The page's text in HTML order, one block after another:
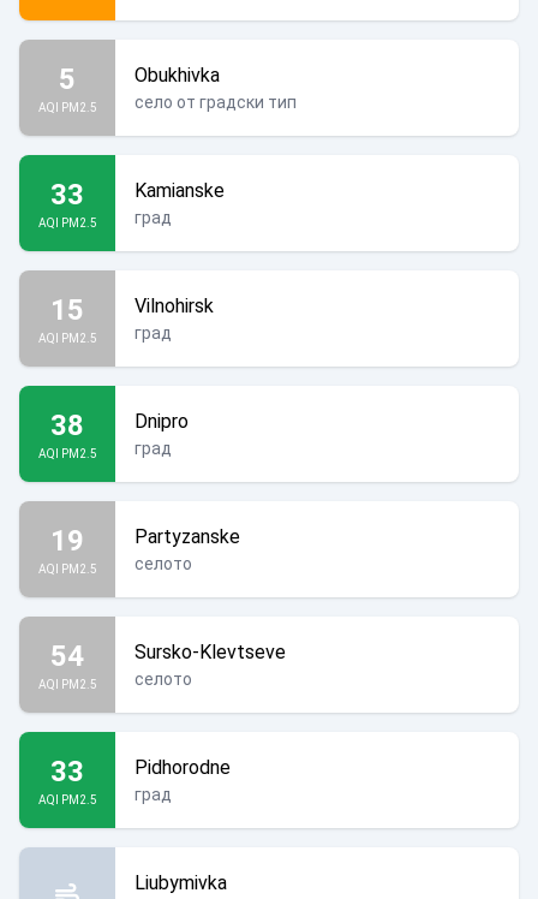
5
AQI PM2.5
Obukhivka
село от градски тип
33
AQI PM2.5
Kamianske
град
15
AQI PM2.5
Vilnohirsk
град
38
AQI PM2.5
Dnipro
град
19
AQI PM2.5
Partyzanske
селото
54
AQI PM2.5
Sursko-Klevtseve
селото
33
AQI PM2.5
Pidhorodne
град
Liubymivka